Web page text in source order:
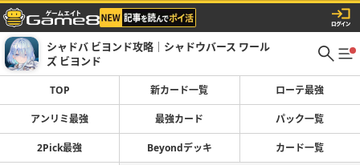
シャドバ ビヨンド攻略｜シャドウバース ワール
ズ ビヨンド
TOP 新カード一覧 ローテ最強
アンリミ最強 最強カード パック一覧
2Pick最強 Beyondデッキ カード一覧